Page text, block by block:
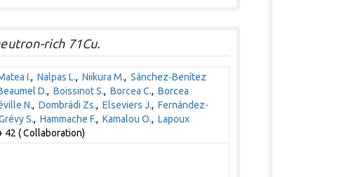
rich 71Cu.
I., Nalpas L., Niikura M., Sánchez-Benítez
D., Boissinot S., Borcea C., Borcea
N., Dombrádi Zs., Elseviers J., Fernández-
S., Hammache F., Kamalou O., Lapoux
42 ( Collaboration)